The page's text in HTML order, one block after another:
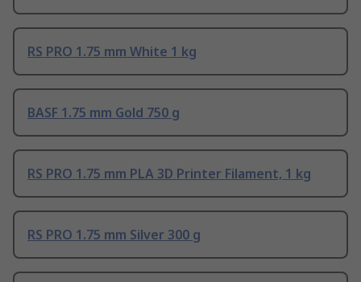
RS PRO 1.75 mm White 1 kg
BASF 1.75 mm Gold 750 g
RS PRO 1.75 mm PLA 3D Printer Filament, 1 kg
RS PRO 1.75 mm Silver 300 g